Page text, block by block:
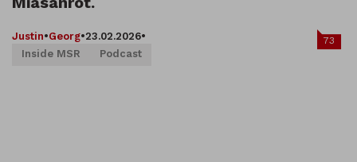
Justin•Georg•23.02.2026•
Inside MSR
Podcast
73